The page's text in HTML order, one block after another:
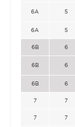
6A 5
6A 5
6B 6
6B 6
6B 6
7 7
7 7